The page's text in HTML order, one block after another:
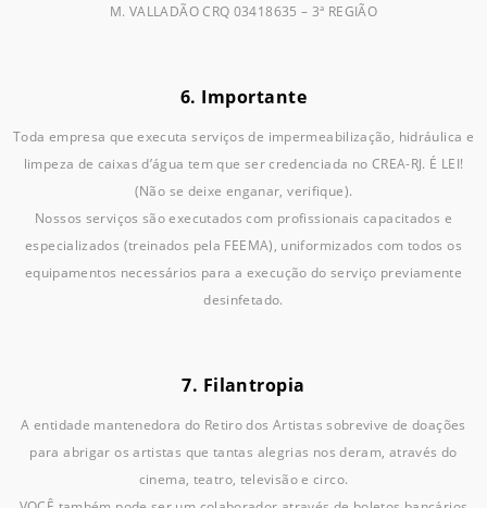
M. VALLADÃO CRQ 03418635 – 3ª REGIÃO
6. Importante
Toda empresa que executa serviços de impermeabilização, hidráulica e
limpeza de caixas d’água tem que ser credenciada no CREA-RJ. É LEI!
(Não se deixe enganar, verifique).
Nossos serviços são executados com profissionais capacitados e
especializados (treinados pela FEEMA), uniformizados com todos os
equipamentos necessários para a execução do serviço previamente
desinfetado.
7. Filantropia
A entidade mantenedora do Retiro dos Artistas sobrevive de doações
para abrigar os artistas que tantas alegrias nos deram, através do
cinema, teatro, televisão e circo.